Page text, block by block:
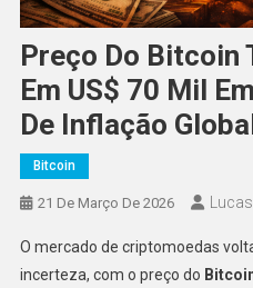
Preço Do Bitcoin
Em US$ 70 Mil
De Inflação
Bitcoin
21 De Março De 2026
O mercado de criptomoedas
incerteza, com o preço do